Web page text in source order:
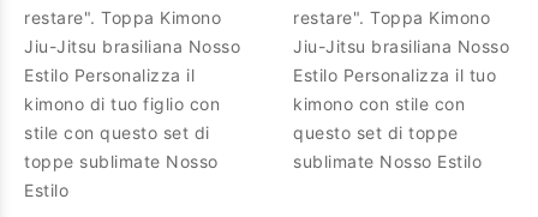
restare". Toppa Kimono
Jiu-Jitsu brasiliana Nosso
Estilo Personalizza il
kimono di tuo figlio con
stile con questo set di
toppe sublimate Nosso
Estilo
restare". Toppa Kimono
Jiu-Jitsu brasiliana Nosso
Estilo Personalizza il tuo
kimono con stile con
questo set di toppe
sublimate Nosso Estilo